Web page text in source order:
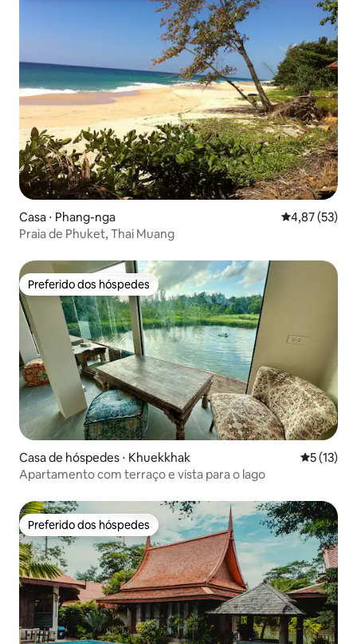
Casa ⋅ Phang-nga 4,87 de uma
4,87 (53)
Praia de Phuket, Thai Muang
Preferido dos hóspedes
Preferido dos hóspedes
Casa de hóspedes ⋅ Khuekkhak 5 de uma
5 (13)
Apartamento com terraço e vista para o lago
Preferido dos hóspedes
Preferido dos hóspedes